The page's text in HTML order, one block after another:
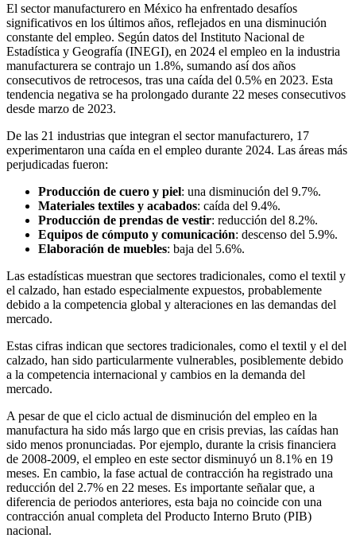
El sector manufacturero en México ha enfrentado desafíos
significativos en los últimos años, reflejados en una disminución
constante del empleo. Según datos del Instituto Nacional de
Estadística y Geografía (INEGI), en 2024 el empleo en la industria
manufacturera se contrajo un 1.8%, sumando así dos años
consecutivos de retrocesos, tras una caída del 0.5% en 2023. Esta
tendencia negativa se ha prolongado durante 22 meses consecutivos
desde marzo de 2023.
De las 21 industrias que integran el sector manufacturero, 17
experimentaron una caída en el empleo durante 2024. Las áreas más
perjudicadas fueron:
Producción de cuero y piel: una disminución del 9.7%.
Materiales textiles y acabados: caída del 9.4%.
Producción de prendas de vestir: reducción del 8.2%.
Equipos de cómputo y comunicación: descenso del 5.9%.
Elaboración de muebles: baja del 5.6%.
Las estadísticas muestran que sectores tradicionales, como el textil y
el calzado, han estado especialmente expuestos, probablemente
debido a la competencia global y alteraciones en las demandas del
mercado.
Estas cifras indican que sectores tradicionales, como el textil y el del
calzado, han sido particularmente vulnerables, posiblemente debido
a la competencia internacional y cambios en la demanda del
mercado.
A pesar de que el ciclo actual de disminución del empleo en la
manufactura ha sido más largo que en crisis previas, las caídas han
sido menos pronunciadas. Por ejemplo, durante la crisis financiera
de 2008-2009, el empleo en este sector disminuyó un 8.1% en 19
meses. En cambio, la fase actual de contracción ha registrado una
reducción del 2.7% en 22 meses. Es importante señalar que, a
diferencia de periodos anteriores, esta baja no coincide con una
contracción anual completa del Producto Interno Bruto (PIB)
nacional.